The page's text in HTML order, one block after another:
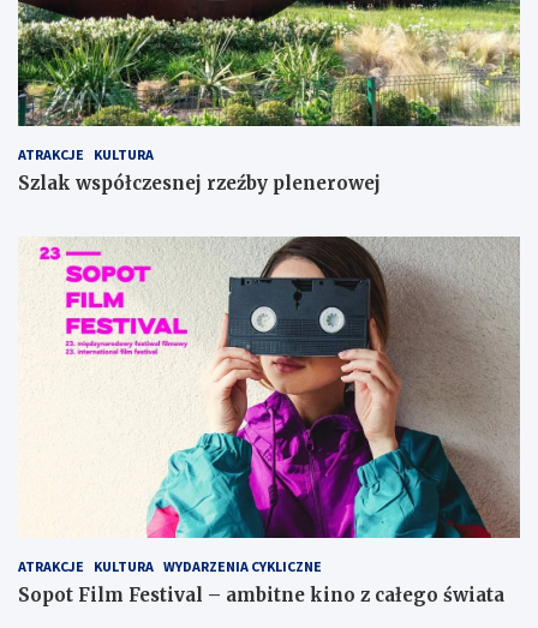
ATRAKCJE KULTURA
Szlak współczesnej rzeźby plenerowej
ATRAKCJE KULTURA WYDARZENIA CYKLICZNE
Sopot Film Festival – ambitne kino z całego świata